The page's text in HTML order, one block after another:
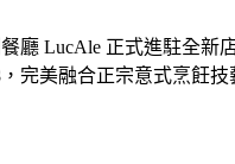
廳 LucAle 正式進駐全
完美融合正宗意式烹飪